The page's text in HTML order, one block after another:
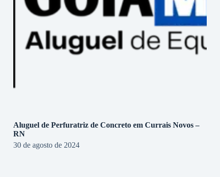
Aluguel de Perfuratriz de Concreto em Currais Novos –
RN
30 de agosto de 2024